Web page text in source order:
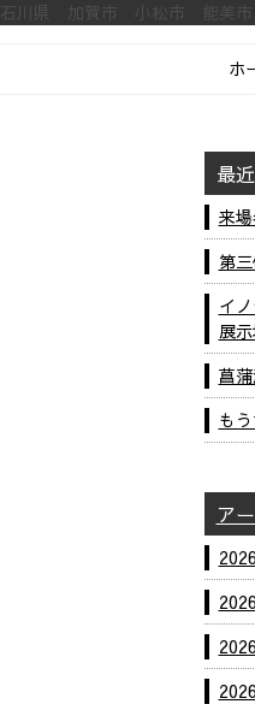
石川県 加賀市 小松市 能美
ホ
最
来
第
イ
展
菖
も
ア